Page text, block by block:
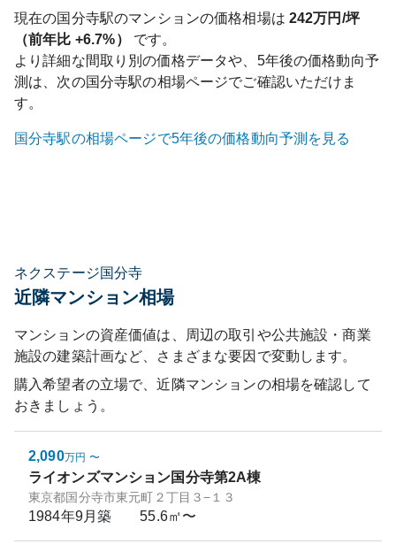
現在の国分寺駅のマンションの価格相場は 242万円/坪
（前年比 +6.7%）
です。
より詳細な間取り別の価格データや、5年後の価格動向予
測は、次の国分寺駅の相場ページでご確認いただけま
す。
国分寺駅の相場ページで5年後の価格動向予測を見る
ネクステージ国分寺
近隣マンション相場
マンションの資産価値は、周辺の取引や公共施設・商業
施設の建築計画など、さまざまな要因で変動します。
購入希望者の立場で、近隣マンションの相場を確認して
おきましょう。
2,090万円 〜
ライオンズマンション国分寺第2A棟
東京都国分寺市東元町２丁目３−１３
1984年9月築 55.6㎡〜